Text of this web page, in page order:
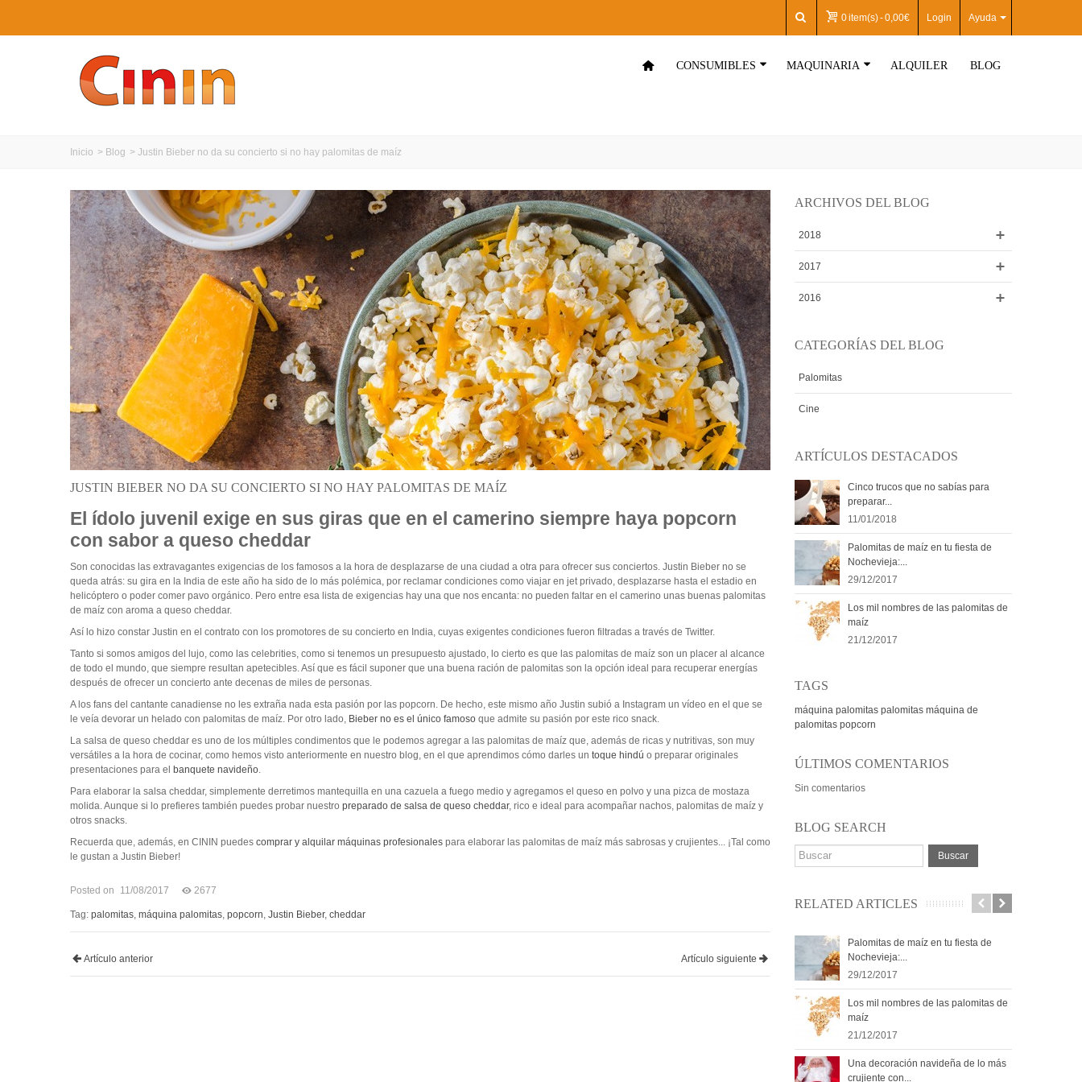
Ayuda
Login
0item(s)-0,00€
CONSUMIBLES MAQUINARIA ALQUILER BLOG
Inicio > Blog > Justin Bieber no da su concierto si no hay palomitas de maíz
JUSTIN BIEBER NO DA SU CONCIERTO SI NO HAY PALOMITAS DE MAÍZ
El ídolo juvenil exige en sus giras que en el camerino siempre haya popcorn
con sabor a queso cheddar
Son conocidas las extravagantes exigencias de los famosos a la hora de desplazarse de una ciudad a otra para ofrecer sus conciertos. Justin Bieber no se
queda atrás: su gira en la India de este año ha sido de lo más polémica, por reclamar condiciones como viajar en jet privado, desplazarse hasta el estadio en
helicóptero o poder comer pavo orgánico. Pero entre esa lista de exigencias hay una que nos encanta: no pueden faltar en el camerino unas buenas palomitas
de maíz con aroma a queso cheddar.
Así lo hizo constar Justin en el contrato con los promotores de su concierto en India, cuyas exigentes condiciones fueron filtradas a través de Twitter.
Tanto si somos amigos del lujo, como las celebrities, como si tenemos un presupuesto ajustado, lo cierto es que las palomitas de maíz son un placer al alcance
de todo el mundo, que siempre resultan apetecibles. Así que es fácil suponer que una buena ración de palomitas son la opción ideal para recuperar energías
después de ofrecer un concierto ante decenas de miles de personas.
A los fans del cantante canadiense no les extraña nada esta pasión por las popcorn. De hecho, este mismo año Justin subió a Instagram un vídeo en el que se
le veía devorar un helado con palomitas de maíz. Por otro lado, Bieber no es el único famoso que admite su pasión por este rico snack.
La salsa de queso cheddar es uno de los múltiples condimentos que le podemos agregar a las palomitas de maíz que, además de ricas y nutritivas, son muy
versátiles a la hora de cocinar, como hemos visto anteriormente en nuestro blog, en el que aprendimos cómo darles un toque hindú o preparar originales
presentaciones para el banquete navideño.
Para elaborar la salsa cheddar, simplemente derretimos mantequilla en una cazuela a fuego medio y agregamos el queso en polvo y una pizca de mostaza
molida. Aunque si lo prefieres también puedes probar nuestro preparado de salsa de queso cheddar, rico e ideal para acompañar nachos, palomitas de maíz y
otros snacks.
Recuerda que, además, en CININ puedes comprar y alquilar máquinas profesionales para elaborar las palomitas de maíz más sabrosas y crujientes... ¡Tal como
le gustan a Justin Bieber!
Posted on 11/08/2017 2677
Tag: palomitas, máquina palomitas, popcorn, Justin Bieber, cheddar
Artículo anterior Artículo siguiente
ARCHIVOS DEL BLOG
2018
2017
2016
CATEGORÍAS DEL BLOG
Palomitas
Cine
ARTÍCULOS DESTACADOS
Cinco trucos que no sabías para
preparar...
11/01/2018
Palomitas de maíz en tu fiesta de
Nochevieja:...
29/12/2017
Los mil nombres de las palomitas de
maíz
21/12/2017
TAGS
máquina palomitas palomitas máquina de
palomitas popcorn
ÚLTIMOS COMENTARIOS
Sin comentarios
BLOG SEARCH
Buscar
RELATED ARTICLES
Palomitas de maíz en tu fiesta de
Nochevieja:...
29/12/2017
Los mil nombres de las palomitas de
maíz
21/12/2017
Una decoración navideña de lo más
crujiente con...